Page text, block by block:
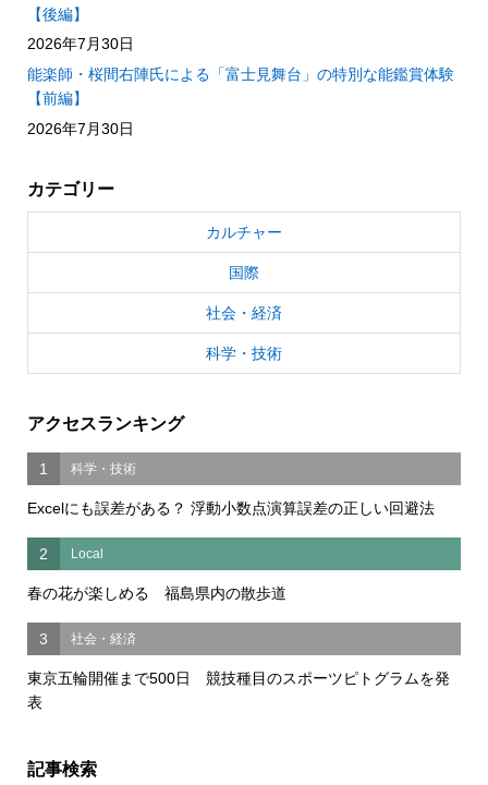
【後編】
2026年7月30日
能楽師・桜間右陣氏による「富士見舞台」の特別な能鑑賞体験
【前編】
2026年7月30日
カテゴリー
カルチャー
国際
社会・経済
科学・技術
アクセスランキング
1 科学・技術
Excelにも誤差がある？ 浮動小数点演算誤差の正しい回避法
2 Local
春の花が楽しめる 福島県内の散歩道
3 社会・経済
東京五輪開催まで500日 競技種目のスポーツピトグラムを発
表
記事検索